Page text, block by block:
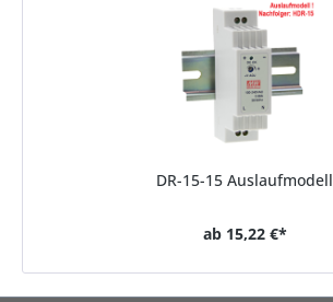
DR-15-15 Auslaufmodell
ab 15,22 €*